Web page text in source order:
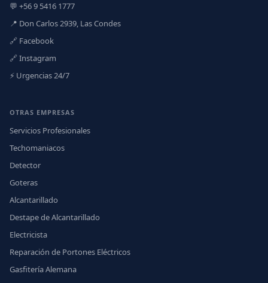
💬 +56 9 5416 1777
📍 Don Carlos 2939, Las Condes
🔗 Facebook
🔗 Instagram
⚡ Urgencias 24/7
OTRAS EMPRESAS
Servicios Profesionales
Techomaniacos
Detector
Goteras
Alcantarillado
Destape de Alcantarillado
Electricista
Reparación de Portones Eléctricos
Gasfitería Alemana